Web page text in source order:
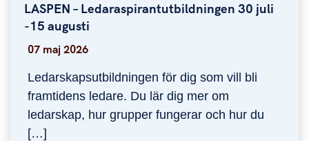
LASPEN – Ledaraspirantutbildningen 30 juli
-15 augusti
LASPEN – Ledaraspirantutbildningen 30 juli -15
07 maj 2026
Ledarskapsutbildningen för dig som vill bli
framtidens ledare. Du lär dig mer om
ledarskap, hur grupper fungerar och hur du
[…]